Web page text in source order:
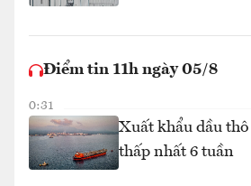
Điểm tin 11h ngày 05/8
0:31
Xuất khẩu dầu
thấp nhất 6 tuần